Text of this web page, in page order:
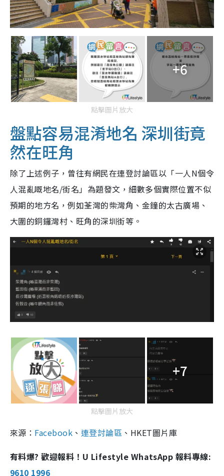
+6
點擊圖片放大
盤點容易混淆地名 深圳街竟
然在旺角
除了上述例子，曾往有網民在連登討論區以「一人N個令
人混亂嘅地名/街名」為題發文，細數多個實際位置不似
預期的地方名，例如荃灣的柴灣角、金鐘的太古廣場、
大圍的銅鑼灣村、旺角的深圳街等。
+7
點擊圖片放大
來源： Facebook 、 連登討論區 、HKET圖片庫
有料爆? 歡迎報料！U Lifestyle WhatsApp 報料專線:
9610 1996